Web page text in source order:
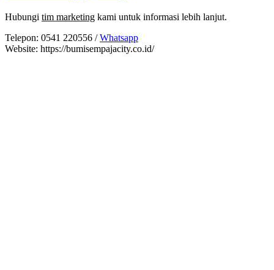
Hubungi tim marketing kami untuk informasi lebih lanjut.
Telepon: 0541 220556 /Whatsapp
Website: https://bumisempajacity.co.id/